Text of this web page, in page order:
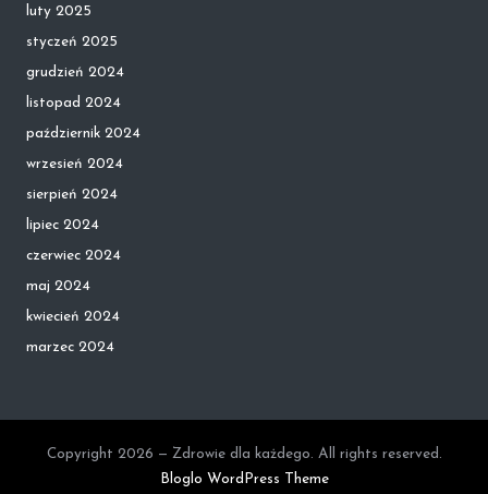
luty 2025
styczeń 2025
grudzień 2024
listopad 2024
październik 2024
wrzesień 2024
sierpień 2024
lipiec 2024
czerwiec 2024
maj 2024
kwiecień 2024
marzec 2024
Copyright 2026 — Zdrowie dla każdego. All rights reserved.
Bloglo WordPress Theme